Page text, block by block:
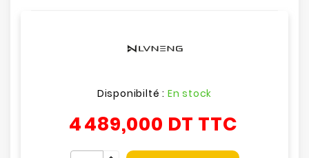
Disponibilté : En stock
4 489,000 DT TTC